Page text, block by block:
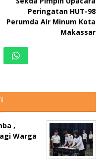
Peringatan HUT-98
Perumda Air Minum Kota
Makassar
,
Warga